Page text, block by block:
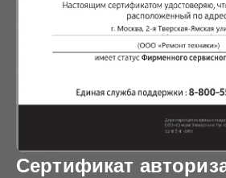
Сертификат